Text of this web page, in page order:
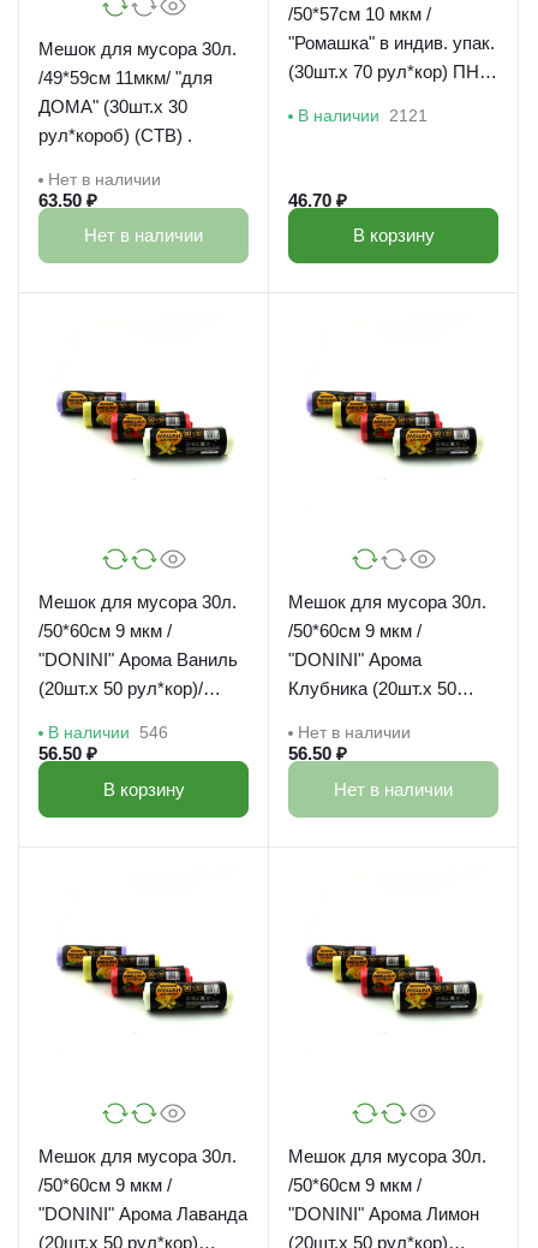
Мешок для мусора 30л.
/49*59см 11мкм/ "для
ДОМА" (30шт.х 30
рул*короб) (СТВ) .
Нет в наличии
63.50 ₽
Нет в наличии
/50*57см 10 мкм /
"Ромашка" в индив. упак.
(30шт.х 70 рул*кор) ПНД/
В наличии 2121
46.70 ₽
В корзину
Мешок для мусора 30л.
/50*60см 9 мкм /
"DONINI" Арома Ваниль
(20шт.х 50 рул*кор)/
В наличии 546
56.50 ₽
В корзину
Мешок для мусора 30л.
/50*60см 9 мкм /
"DONINI" Арома
Клубника (20шт.х 50
Нет в наличии
56.50 ₽
Нет в наличии
Мешок для мусора 30л.
/50*60см 9 мкм /
"DONINI" Арома Лаванда
(20шт.х 50 рул*кор)
Мешок для мусора 30л.
/50*60см 9 мкм /
"DONINI" Арома Лимон
(20шт.х 50 рул*кор)